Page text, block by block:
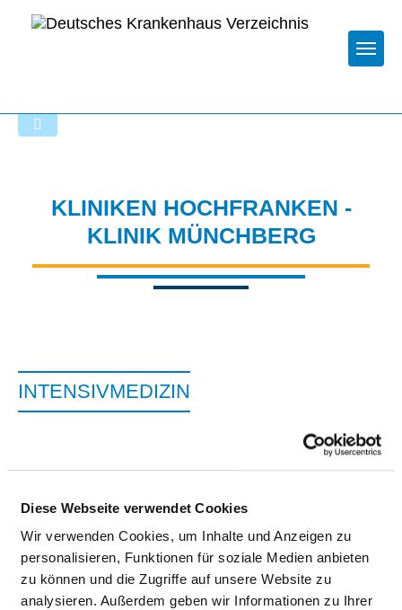
Diese Webseite verwendet Cookies
Wir verwenden Cookies, um Inhalte und Anzeigen zu
personalisieren, Funktionen für soziale Medien anbieten
zu können und die Zugriffe auf unsere Website zu
analysieren. Außerdem geben wir Informationen zu Ihrer
KLINIKEN HOCHFRANKEN -
KLINIK MÜNCHBERG
INTENSIVMEDIZIN
Familien Gesundheits- und Kinderkrankenpflege
Pflege in der Onkologie (PQ07)